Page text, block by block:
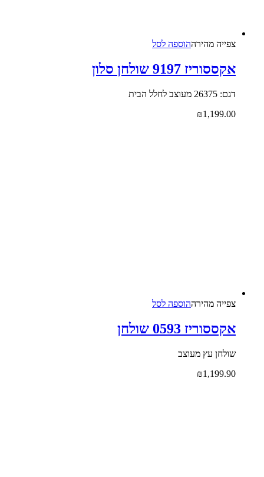
צפייה‬ ‫מהירה‬הוספה לסל
אקססוריז 9197 שולחן סלון
דגם: 26375 מעוצב לחלל הבית
₪1,199.00
צפייה‬ ‫מהירה‬הוספה לסל
אקססוריז 0593 שולחן
שולחן עץ מעוצב
₪1,199.90